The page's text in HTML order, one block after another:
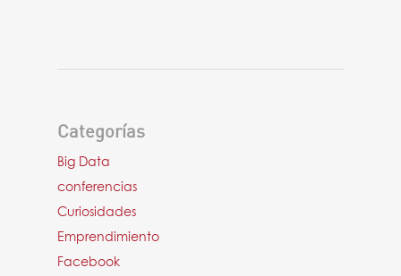
Categorías
Big Data
conferencias
Curiosidades
Emprendimiento
Facebook